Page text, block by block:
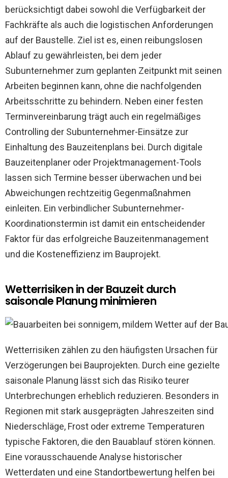
berücksichtigt dabei sowohl die Verfügbarkeit der
Fachkräfte als auch die logistischen Anforderungen
auf der Baustelle. Ziel ist es, einen reibungslosen
Ablauf zu gewährleisten, bei dem jeder
Subunternehmer zum geplanten Zeitpunkt mit seinen
Arbeiten beginnen kann, ohne die nachfolgenden
Arbeitsschritte zu behindern. Neben einer festen
Terminvereinbarung trägt auch ein regelmäßiges
Controlling der Subunternehmer-Einsätze zur
Einhaltung des Bauzeitenplans bei. Durch digitale
Bauzeitenplaner oder Projektmanagement-Tools
lassen sich Termine besser überwachen und bei
Abweichungen rechtzeitig Gegenmaßnahmen
einleiten. Ein verbindlicher Subunternehmer-
Koordinationstermin ist damit ein entscheidender
Faktor für das erfolgreiche Bauzeitenmanagement
und die Kosteneffizienz im Bauprojekt.
Wetterrisiken in der Bauzeit durch
saisonale Planung minimieren
Wetterrisiken zählen zu den häufigsten Ursachen für
Verzögerungen bei Bauprojekten. Durch eine gezielte
saisonale Planung lässt sich das Risiko teurer
Unterbrechungen erheblich reduzieren. Besonders in
Regionen mit stark ausgeprägten Jahreszeiten sind
Niederschläge, Frost oder extreme Temperaturen
typische Faktoren, die den Bauablauf stören können.
Eine vorausschauende Analyse historischer
Wetterdaten und eine Standortbewertung helfen bei